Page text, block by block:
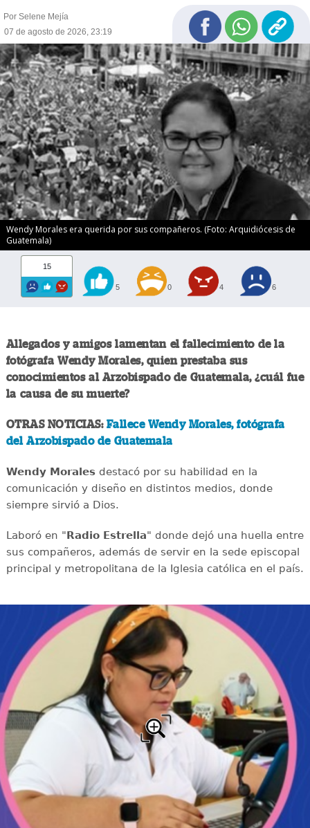
Por Selene Mejía
07 de agosto de 2026, 23:19
Wendy Morales era querida por sus compañeros. (Foto: Arquidiócesis de
Guatemala)
15
5 0 4 6
Allegados y amigos lamentan el fallecimiento de la
fotógrafa Wendy Morales, quien prestaba sus
conocimientos al Arzobispado de Guatemala, ¿cuál fue
la causa de su muerte?
OTRAS NOTICIAS: Fallece Wendy Morales, fotógrafa
del Arzobispado de Guatemala
Wendy Moralesdestacó por su habilidad en la
comunicación y diseño en distintos medios, donde
siempre sirvió a Dios.
Laboró en "Radio Estrella" donde dejó una huella entre
sus compañeros, además de servir en la sede episcopal
principal y metropolitana de la Iglesia católica en el país.